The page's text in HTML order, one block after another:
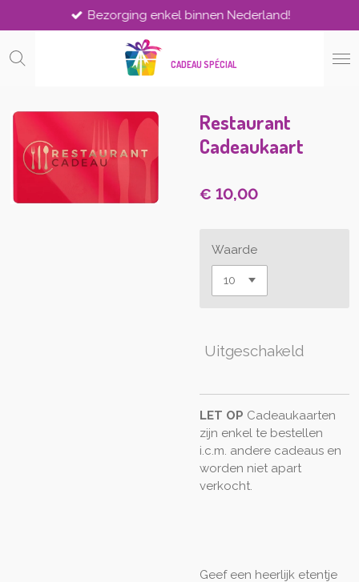
direct
naar
CADEAU SPÉCIAL
Bezorging enkel binnen Nederland!
Restaurant
Cadeaukaart
€ 10,00
Waarde
Uitgeschakeld
LET OP Cadeaukaarten
zijn enkel te bestellen
i.c.m. andere cadeaus en
worden niet apart
verkocht.
Geef een heerlijk etentje